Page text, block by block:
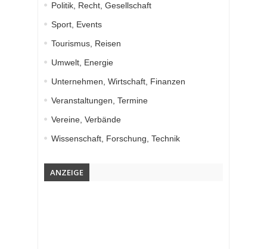
Politik, Recht, Gesellschaft
Sport, Events
Tourismus, Reisen
Umwelt, Energie
Unternehmen, Wirtschaft, Finanzen
Veranstaltungen, Termine
Vereine, Verbände
Wissenschaft, Forschung, Technik
ANZEIGE